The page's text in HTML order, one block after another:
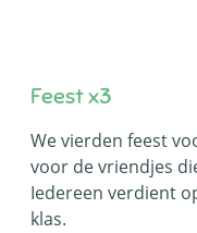
Feest x3
We vierden feest
voor de vriendjes
Iedereen verdient
klas.